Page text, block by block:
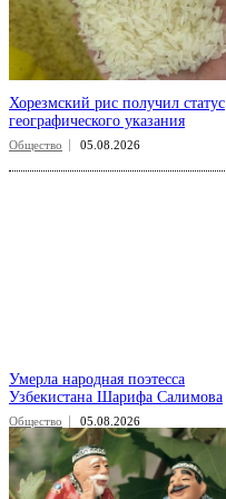
Хорезмский рис получил статус
географического указания
Общество 05.08.2026
Умерла народная поэтесса
Узбекистана Шарифа Салимова
Общество 05.08.2026